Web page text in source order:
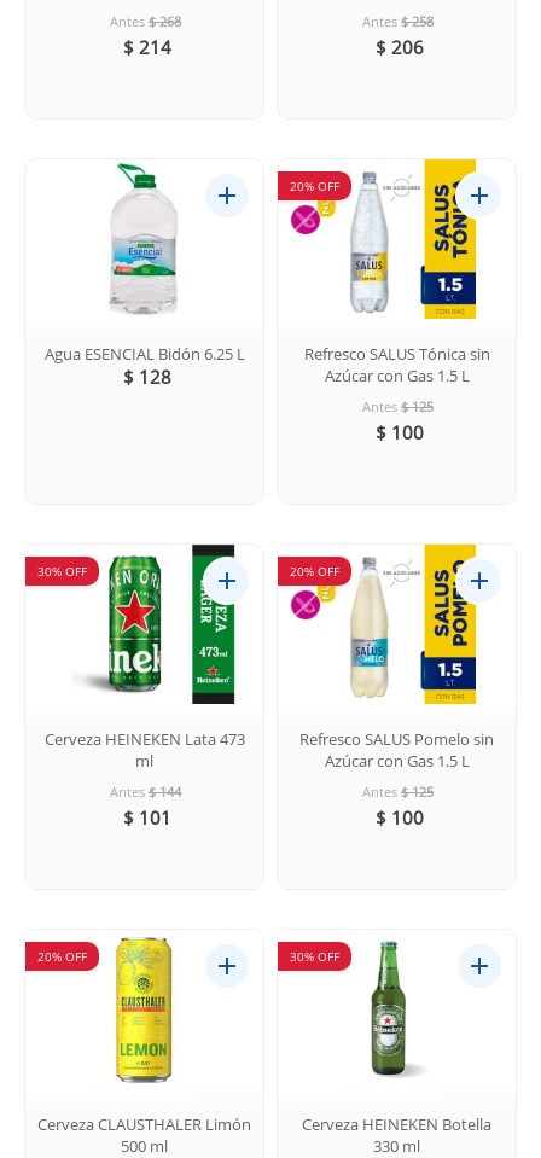
Antes $ 268
$ 214
Antes $ 258
$ 206
Agua ESENCIAL Bidón 6.25 L
$ 128
20% OFF
Refresco SALUS Tónica sin
Azúcar con Gas 1.5 L
Antes $ 125
$ 100
30% OFF
Cerveza HEINEKEN Lata 473
ml
Antes $ 144
$ 101
20% OFF
Refresco SALUS Pomelo sin
Azúcar con Gas 1.5 L
Antes $ 125
$ 100
20% OFF
Cerveza CLAUSTHALER Limón
500 ml
30% OFF
Cerveza HEINEKEN Botella
330 ml